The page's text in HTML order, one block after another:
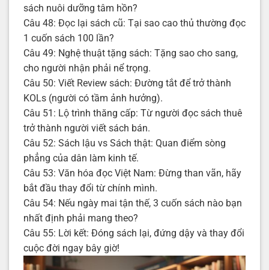
sách nuôi dưỡng tâm hồn?
Câu 48: Đọc lại sách cũ: Tại sao cao thủ thường đọc
1 cuốn sách 100 lần?
Câu 49: Nghệ thuật tặng sách: Tặng sao cho sang,
cho người nhận phải nể trọng.
Câu 50: Viết Review sách: Đường tắt để trở thành
KOLs (người có tầm ảnh hưởng).
Câu 51: Lộ trình thăng cấp: Từ người đọc sách thuê
trở thành người viết sách bán.
Câu 52: Sách lậu vs Sách thật: Quan điểm sòng
phẳng của dân làm kinh tế.
Câu 53: Văn hóa đọc Việt Nam: Đừng than vãn, hãy
bắt đầu thay đổi từ chính mình.
Câu 54: Nếu ngày mai tận thế, 3 cuốn sách nào bạn
nhất định phải mang theo?
Câu 55: Lời kết: Đóng sách lại, đứng dậy và thay đổi
cuộc đời ngay bây giờ!